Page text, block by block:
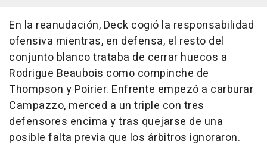
En la reanudación, Deck cogió la responsabilidad
ofensiva mientras, en defensa, el resto del
conjunto blanco trataba de cerrar huecos a
Rodrigue Beaubois como compinche de
Thompson y Poirier. Enfrente empezó a carburar
Campazzo, merced a un triple con tres
defensores encima y tras quejarse de una
posible falta previa que los árbitros ignoraron.